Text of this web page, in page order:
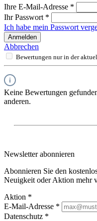
Ihre E-Mail-Adresse *
Ihr Passwort *
Ich habe mein Passwort
Anmelden
Abbrechen
Bewertungen nur in der
Keine Bewertungen
anderen.
Newsletter abonnieren
Abonnieren Sie den
Neuigkeit oder Aktion mehr
Aktion *
E-Mail-Adresse *
Datenschutz *